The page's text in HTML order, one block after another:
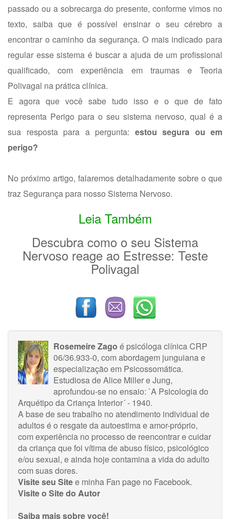
passado ou a sobrecarga do presente, conforme vimos no
texto, saiba que é possível ensinar o seu cérebro a
encontrar o caminho da segurança. O mais indicado para
regular esse sistema é buscar a ajuda de um profissional
qualificado, com experiência em traumas e Teoria
Polivagal na prática clínica.
E agora que você sabe tudo isso e o que de fato
representa Perigo para o seu sistema nervoso, qual é a
sua resposta para a pergunta: estou segura ou em
perigo?
No próximo artigo, falaremos detalhadamente sobre o que
traz Segurança para nosso Sistema Nervoso.
Leia Também
Descubra como o seu Sistema
Nervoso reage ao Estresse: Teste
Polivagal
Rosemeire Zago é psicóloga clínica CRP
06/36.933-0, com abordagem junguiana e
especialização em Psicossomática.
Estudiosa de Alice Miller e Jung,
aprofundou-se no ensaio: `A Psicologia do
Arquétipo da Criança Interior´ - 1940.
A base de seu trabalho no atendimento individual de
adultos é o resgate da autoestima e amor-próprio,
com experiência no processo de reencontrar e cuidar
da criança que foi vítima de abuso físico, psicológico
e/ou sexual, e ainda hoje contamina a vida do adulto
com suas dores.
Visite seu Sitee minha Fan page no Facebook.
Visite o Site do Autor
Saiba mais sobre você!